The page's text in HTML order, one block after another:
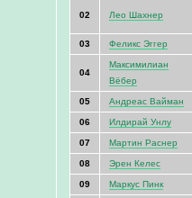
02 Лео Шахнер
03 Феликс Эггер
04
Максимилиан
Вёбер
05 Андреас Вайман
06 Илдирай Унлу
07 Мартин Раснер
08 Эрен Келес
09 Маркус Пинк